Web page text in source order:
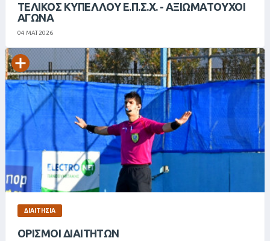
ΤΕΛΙΚΌΣ ΚΥΠΈΛΛΟΥ Ε.Π.Σ.Χ. - ΑΞΙΩΜΑΤΟΎΧΟΙ
ΑΓΏΝΑ
04 ΜΑΪ 2026
ΔΙΑΙΤΗΣΊΑ
ΟΡΙΣΜΟΊ ΔΙΑΙΤΗΤΏΝ